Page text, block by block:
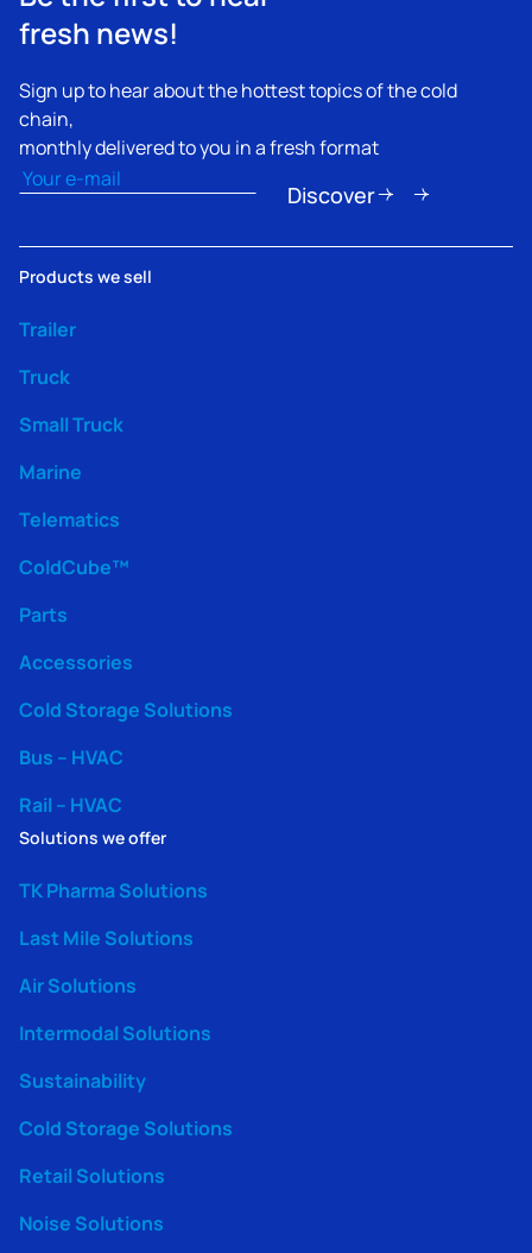
fresh news!
Sign up to hear about the hottest topics of the cold
chain,
monthly delivered to you in a fresh format
Email (Nécessaire)
Discover
Products we sell
Trailer
Truck
Small Truck
Marine
Telematics
ColdCube™
Parts
Accessories
Cold Storage Solutions
Bus – HVAC
Rail – HVAC
Solutions we offer
TK Pharma Solutions
Last Mile Solutions
Air Solutions
Intermodal Solutions
Sustainability
Cold Storage Solutions
Retail Solutions
Noise Solutions